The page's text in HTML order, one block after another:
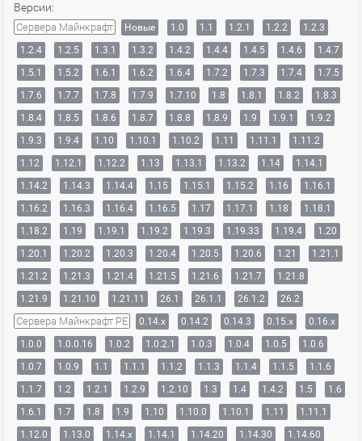
Версии:
Сервера Майнкрафт Новые 1.0 1.1 1.2.1 1.2.2
1.2.3
1.2.4
1.2.5 1.3.1 1.3.2 1.4.2 1.4.4 1.4.5 1.4.6
1.4.7
1.5.1
1.5.2 1.6.1 1.6.2 1.6.4 1.7.2 1.7.3 1.7.4
1.7.5
1.7.6
1.7.7 1.7.8 1.7.9 1.7.10 1.8 1.8.1 1.8.2
1.8.3
1.8.4
1.8.5 1.8.6 1.8.7 1.8.8 1.8.9 1.9 1.9.1
1.9.2
1.9.3
1.9.4 1.10 1.10.1 1.10.2 1.11 1.11.1
1.11.2
1.12
1.12.1 1.12.2 1.13 1.13.1 1.13.2 1.14
1.14.1
1.14.2
1.14.3 1.14.4 1.15 1.15.1 1.15.2 1.16
1.16.1
1.16.2
1.16.3 1.16.4 1.16.5 1.17 1.17.1 1.18
1.18.1
1.18.2
1.19 1.19.1 1.19.2 1.19.3 1.19.33 1.19.4
1.20
1.20.1
1.20.2 1.20.3 1.20.4 1.20.5 1.20.6 1.21
1.21.1
1.21.2
1.21.3 1.21.4 1.21.5 1.21.6 1.21.7
1.21.8
1.21.9
1.21.10 1.21.11 26.1 26.1.1 26.1.2 26.2
Сервера Майнкрафт PE 0.14.x 0.14.2 0.14.3 0.15.x
0.16.x
1.0.0
1.0.0.16 1.0.2 1.0.2.1 1.0.3 1.0.4 1.0.5
1.0.6
1.0.7
1.0.9 1.1 1.1.1 1.1.2 1.1.3 1.1.4 1.1.5
1.1.6
1.1.7
1.2 1.2.1 1.2.9 1.2.10 1.3 1.4 1.4.2 1.5
1.6
1.6.1
1.7 1.8 1.9 1.10 1.10.0 1.10.1 1.11
1.11.1
1.12.0
1.13.0 1.14.x 1.14.1 1.14.20 1.14.30
1.14.60